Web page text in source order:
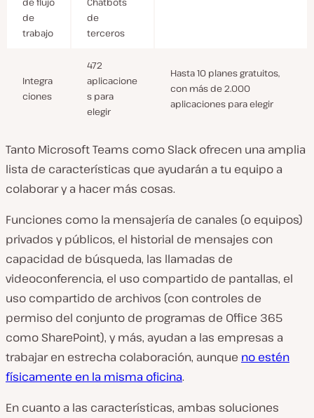
de
trabajo
de
terceros
Integra
ciones
472
aplicacione
s para
elegir
Hasta 10 planes gratuitos,
con más de 2.000
aplicaciones para elegir
Tanto Microsoft Teams como Slack ofrecen una amplia
lista de características que ayudarán a tu equipo a
colaborar y a hacer más cosas.
Funciones como la mensajería de canales (o equipos)
privados y públicos, el historial de mensajes con
capacidad de búsqueda, las llamadas de
videoconferencia, el uso compartido de pantallas, el
uso compartido de archivos (con controles de
permiso del conjunto de programas de Office 365
como SharePoint), y más, ayudan a las empresas a
trabajar en estrecha colaboración, aunque no estén
físicamente en la misma oficina.
En cuanto a las características, ambas soluciones